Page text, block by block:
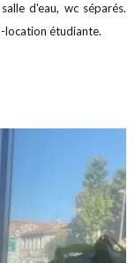
d'eau, wc séparés.
location étudiante.